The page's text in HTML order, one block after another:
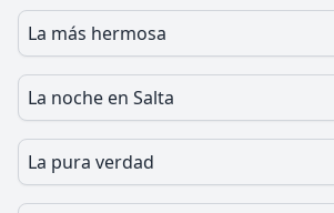
La más hermosa
La noche en Salta
La pura verdad